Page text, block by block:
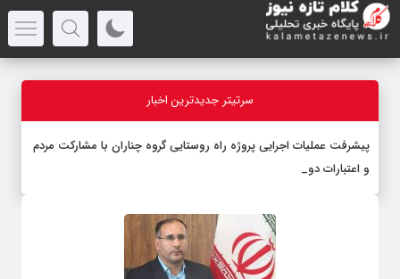
سرتیتر جدیدترین اخبار
پیشرفت عملیات اجرایی پروژه راه روستایی گروه چناران با مشارکت مردم
و اعتبارات دولتی